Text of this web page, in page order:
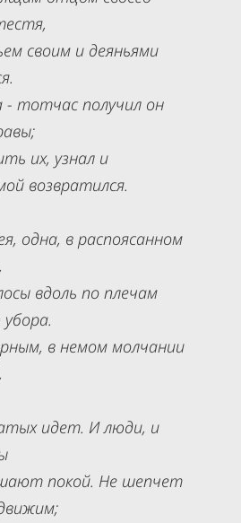
своим и деяньями
тотчас получил он
их, узнал и
возвратился.
одна, в распоясанном
вдоль по плечам
в немом молчании
идет. И люди, и
покой. Не шепчет